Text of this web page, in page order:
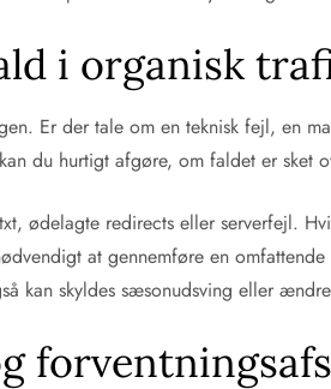
i organisk
Er der tale om en teknisk fejl, en
du hurtigt afgøre, om faldet er sket
ødelagte redirects eller serverfejl.
at gennemføre en
kan skyldes sæsonudsving eller